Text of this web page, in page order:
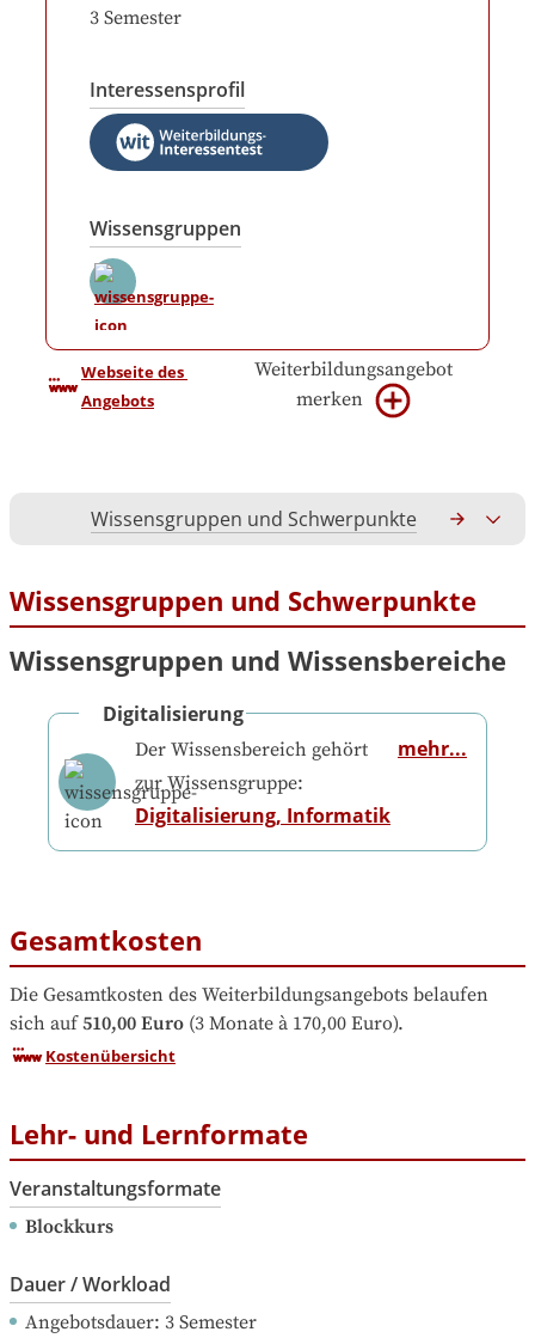
3 Semester
Interessensprofil
Wissensgruppen
Webseite des
Angebots
Weiterbildungsangebot
merken
Wissensgruppen und Schwerpunkte
Wissensgruppen und Schwerpunkte
Wissensgruppen und Wissensbereiche
Digitalisierung
Der Wissensbereich gehört
zur Wissensgruppe:
Digitalisierung, Informatik
mehr...
Gesamtkosten
Die Gesamtkosten des Weiterbildungsangebots belaufen
sich auf 510,00 Euro (3 Monate à 170,00 Euro).
Kostenübersicht
Lehr- und Lernformate
Veranstaltungsformate
Blockkurs
Dauer / Workload
Angebotsdauer: 3 Semester